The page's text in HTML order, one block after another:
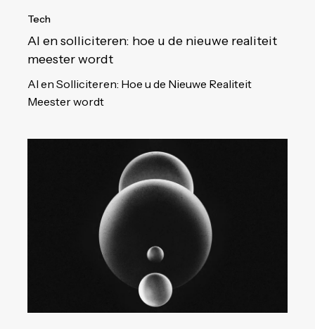
Tech
AI en solliciteren: hoe u de nieuwe realiteit
meester wordt
AI en Solliciteren: Hoe u de Nieuwe Realiteit
Meester wordt